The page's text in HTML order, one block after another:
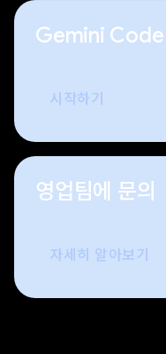
Gemini Code
시작하기
영업팀에 문의
자세히 알아보기